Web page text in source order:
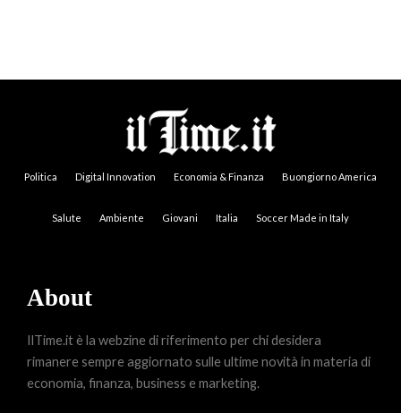
Politica Digital Innovation Economia & Finanza Buongiorno America
Salute Ambiente Giovani Italia Soccer Made in Italy
About
IlTime.it è la webzine di riferimento per chi desidera
rimanere sempre aggiornato sulle ultime novità in materia di
economia, finanza, business e marketing.